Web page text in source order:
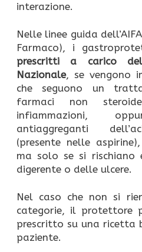
interazione.
Nelle linee guida
Farmaco), i
prescritti a carico
Nazionale, se vengono
che seguono un
farmaci non
infiammazioni,
antiaggreganti
(presente nelle
ma solo se si rischiano
digerente o delle ulcere.
Nel caso che non si
categorie, il protettore
prescritto su una ricetta
paziente.